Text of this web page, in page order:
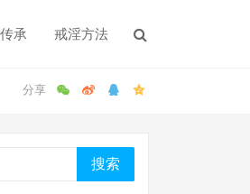
承 戒淫方法
搜索